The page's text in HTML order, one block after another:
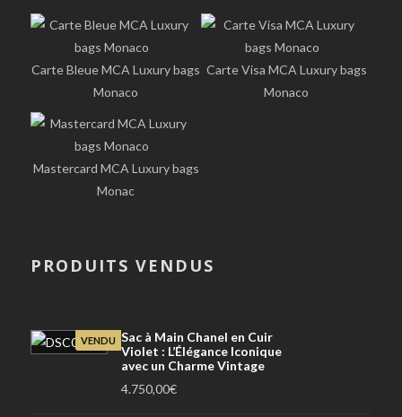
Carte Bleue MCA Luxury bags
Monaco
Carte Visa MCA Luxury bags
Monaco
Mastercard MCA Luxury bags
Monac
PRODUITS VENDUS
VENDU Sac à Main Chanel en Cuir
Violet : L’Élégance Iconique
avec un Charme Vintage
4.750,00€